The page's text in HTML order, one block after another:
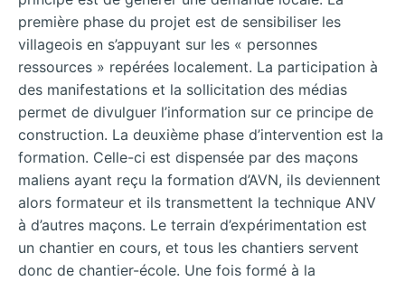
première phase du projet est de sensibiliser les
villageois en s’appuyant sur les « personnes
ressources » repérées localement. La participation à
des manifestations et la sollicitation des médias
permet de divulguer l’information sur ce principe de
construction. La deuxième phase d’intervention est la
formation. Celle-ci est dispensée par des maçons
maliens ayant reçu la formation d’AVN, ils deviennent
alors formateur et ils transmettent la technique ANV
à d’autres maçons. Le terrain d’expérimentation est
un chantier en cours, et tous les chantiers servent
donc de chantier-école. Une fois formé à la